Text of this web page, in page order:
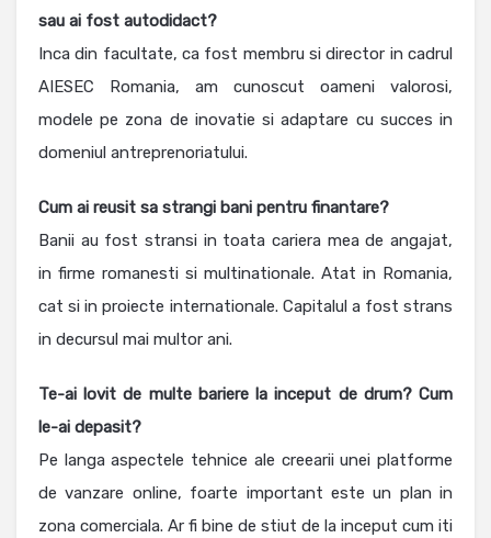
sau ai fost autodidact?
Inca din facultate, ca fost membru si director in cadrul
AIESEC Romania, am cunoscut oameni valorosi,
modele pe zona de inovatie si adaptare cu succes in
domeniul antreprenoriatului.
Cum ai reusit sa strangi bani pentru finantare?
Banii au fost stransi in toata cariera mea de angajat,
in firme romanesti si multinationale. Atat in Romania,
cat si in proiecte internationale. Capitalul a fost strans
in decursul mai multor ani.
Te-ai lovit de multe bariere la inceput de drum? Cum
le-ai depasit?
Pe langa aspectele tehnice ale creearii unei platforme
de vanzare online, foarte important este un plan in
zona comerciala. Ar fi bine de stiut de la inceput cum iti